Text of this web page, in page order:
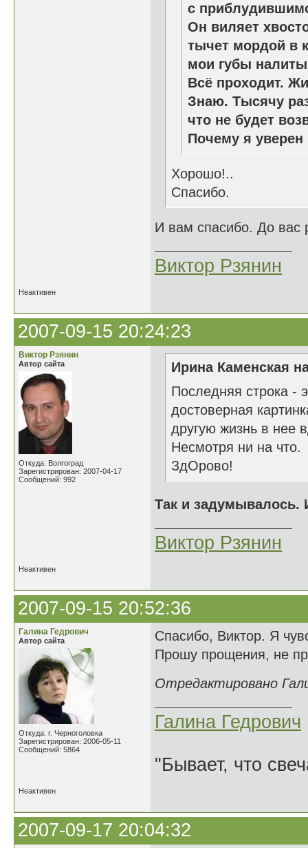
с
Он виляет
тычет мордой в
мои губы
Всё проходит.
Знаю. Тысячу
что не будет
Почему я
Хорошо!..
Спасибо.
И вам спасибо. До вас
Виктор Рзянин
Неактивен
2007-09-15 20:24:23
Виктор Рзянин
Автор сайта
Откуда: Волгоград
Зарегистрирован: 2007-04-17
Сообщений: 992
Ирина Каменская
Последняя строка -
достоверная
другую жизнь в нее
Несмотря ни на что.
ЗдОрово!
Так и задумывалось.
Виктор Рзянин
Неактивен
2007-09-15 20:52:36
Галина Гедрович
Автор сайта
Откуда: г. Черноголовка
Зарегистрирован: 2006-05-11
Сообщений: 5864
Спасибо, Виктор. Я
Прошу прощения, не
Отредактировано
Галина Гедрович
"Бывает, что
Неактивен
2007-09-17 20:04:32